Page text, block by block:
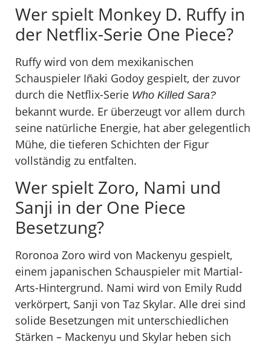
Wer spielt Monkey D. Ruffy in
der Netflix-Serie One Piece?
Ruffy wird von dem mexikanischen
Schauspieler Iñaki Godoy gespielt, der zuvor
durch die Netflix-Serie Who Killed Sara?
bekannt wurde. Er überzeugt vor allem durch
seine natürliche Energie, hat aber gelegentlich
Mühe, die tieferen Schichten der Figur
vollständig zu entfalten.
Wer spielt Zoro, Nami und
Sanji in der One Piece
Besetzung?
Roronoa Zoro wird von Mackenyu gespielt,
einem japanischen Schauspieler mit Martial-
Arts-Hintergrund. Nami wird von Emily Rudd
verkörpert, Sanji von Taz Skylar. Alle drei sind
solide Besetzungen mit unterschiedlichen
Stärken – Mackenyu und Skylar heben sich